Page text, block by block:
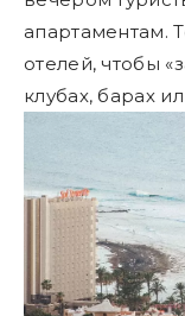
апартаментам.
отелей, чтобы
клубах, барах